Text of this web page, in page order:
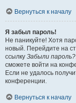
Вернуться к началу
Я забыл пароль!
Не паникуйте! Хотя
новый. Перейдите на
ссылку Забыли пароль?
сможете войти на
Если не удалось
конференции.
Вернуться к началу